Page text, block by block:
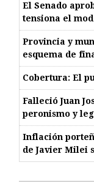
El Senado
tensiona el
Provincia y
esquema de
Cobertura: El
Falleció Juan
peronismo y
Inflación
de Javier Milei